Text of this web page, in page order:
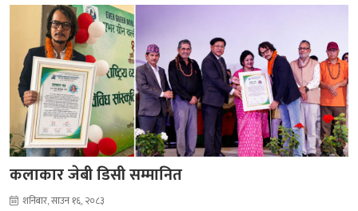
कलाकार जेबी डिसी सम्मानित
शनिबार, साउन १६, २०८३